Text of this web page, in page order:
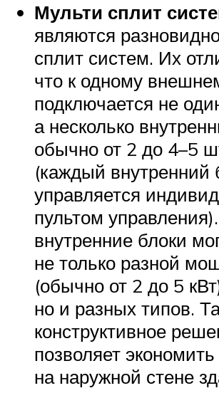
Мульти сплит
являются
сплит систем. Их
что к одному
подключается не
а несколько
обычно от 2 до 4–5
(каждый внутренний
управляется
пультом
внутренние блоки
не только разной
(обычно от 2 до 5
но и разных типов.
конструктивное
позволяет
на наружной стене